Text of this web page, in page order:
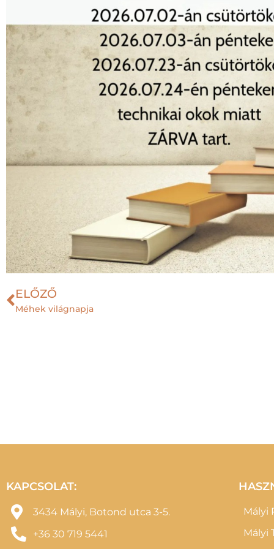
ELŐZŐ
Méhek világnapja
KAPCSOLAT:
3434 Mályi, Botond utca 3-5.
+36 30 719 5441
Mályi
Mályi